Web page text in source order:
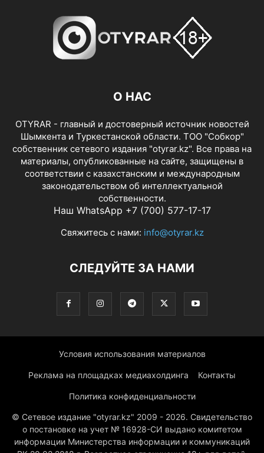
О НАС
OTYRAR - главный и достоверный источник новостей
Шымкента и Туркестанской области. ТОО "Собкор"
собственник сетевого издания "otyrar.kz". Все права на
материалы, опубликованные на сайте, защищены в
соответствии с казахстанским и международным
законодательством об интеллектуальной
собственности.
Наш WhatsApp +7 (700) 577-17-17
Свяжитесь с нами: info@otyrar.kz
СЛЕДУЙТЕ ЗА НАМИ
Условия использования материалов
Реклама на площадках медиахолдинга Контакты
Политика конфиденциальности
© Сетевое издание "otyrar.kz" 2009 - 2026. Свидетельство
о постановке на учет № 16928-СИ выдано комитетом
информации Министерства информации и коммуникаций